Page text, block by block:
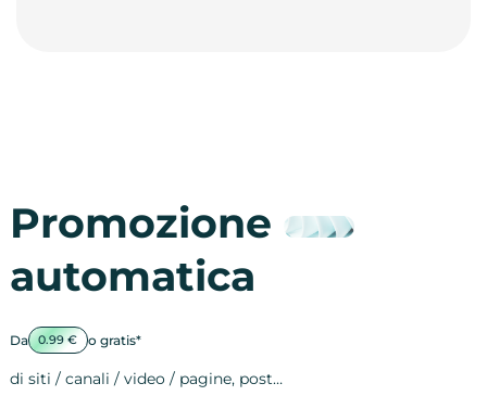
Promozione
automatica
Da 0.99 € o gratis*
di siti / canali / video / pagine, post…